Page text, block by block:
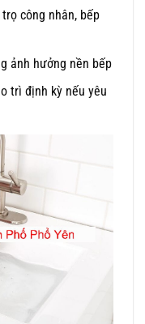
công nhân, bếp
ảnh hưởng nền bếp
trì định kỳ nếu yêu